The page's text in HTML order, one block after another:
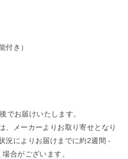
付き）
でお届けいたします。
、メーカーよりお取り寄せとなり
況によりお届けまでに約2週間 -
合がございます。